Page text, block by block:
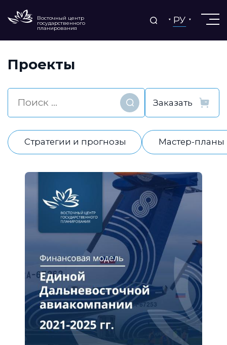
Восточный центр
государственного
планирования
РУ
Проекты
Найти
Стратегии и прогнозы Мастер-планы